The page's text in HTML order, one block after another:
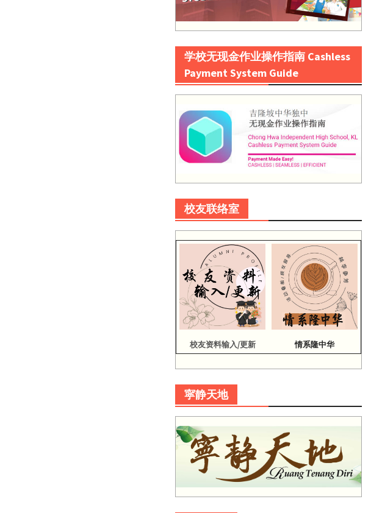
学校无现金作业操作指南 Cashless
Payment System Guide
校友联络室
校友资料输入/更新 情系隆中华
寜静天地